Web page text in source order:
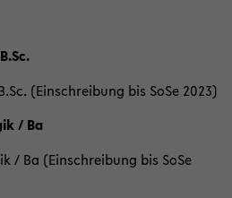
(Einschreibung bis SoSe 2023)
/ Ba
/ Ba (Einschreibung bis SoSe